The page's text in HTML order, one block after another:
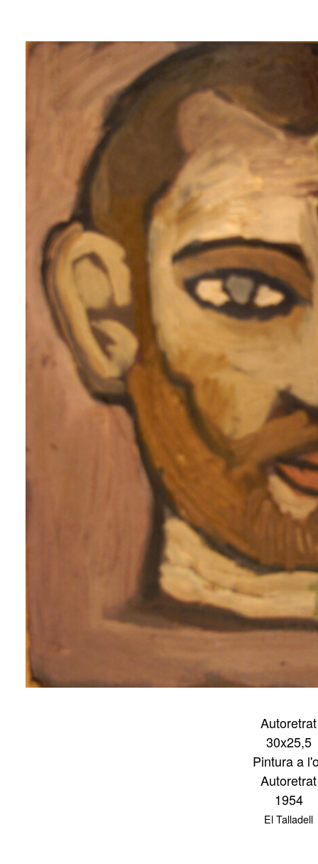
Trepat
Autoretrat
30x25,5
Pintura a
Autoretrat
1954
El Talladell